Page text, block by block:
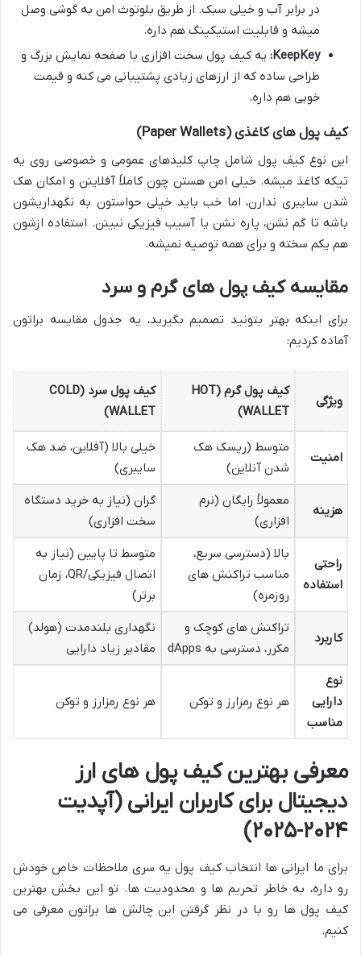
در برابر آب و خیلی سبک. از طریق بلوتوث امن به گوشی وصل
میشه و قابلیت استیکینگ هم داره.
KeepKey: یه کیف پول سخت افزاری با صفحه نمایش بزرگ و
طراحی ساده که از ارزهای زیادی پشتیبانی می کنه و قیمت
خوبی هم داره.
کیف پول های کاغذی (Paper Wallets)
این نوع کیف پول شامل چاپ کلیدهای عمومی و خصوصی روی یه
تیکه کاغذ میشه. خیلی امن هستن چون کاملاً آفلاینن و امکان هک
شدن سایبری ندارن، اما خب باید خیلی حواستون به نگهداریشون
باشه تا گم نشن، پاره نشن یا آسیب فیزیکی نبینن. استفاده ازشون
هم یکم سخته و برای همه توصیه نمیشه.
مقایسه کیف پول های گرم و سرد
برای اینکه بهتر بتونید تصمیم بگیرید، یه جدول مقایسه براتون
آماده کردیم:
ویژگی
کیف پول گرم (HOT
WALLET)
کیف پول سرد (COLD
WALLET)
امنیت
متوسط (ریسک هک
شدن آنلاین)
خیلی بالا (آفلاین، ضد هک
سایبری)
هزینه
معمولاً رایگان (نرم
افزاری)
گران (نیاز به خرید دستگاه
سخت افزاری)
راحتی
استفاده
بالا (دسترسی سریع،
مناسب تراکنش های
روزمره)
متوسط تا پایین (نیاز به
اتصال فیزیکی/QR، زمان
برتر)
کاربرد
تراکنش های کوچک و
مکرر، دسترسی به dApps
نگهداری بلندمدت (هولد)
مقادیر زیاد دارایی
نوع
دارایی
مناسب
هر نوع رمزارز و توکن هر نوع رمزارز و توکن
معرفی بهترین کیف پول های ارز
دیجیتال برای کاربران ایرانی (آپدیت
۲۰۲۴-۲۰۲۵)
برای ما ایرانی ها انتخاب کیف پول یه سری ملاحظات خاص خودش
رو داره، به خاطر تحریم ها و محدودیت ها. تو این بخش بهترین
کیف پول ها رو با در نظر گرفتن این چالش ها براتون معرفی می
کنیم.